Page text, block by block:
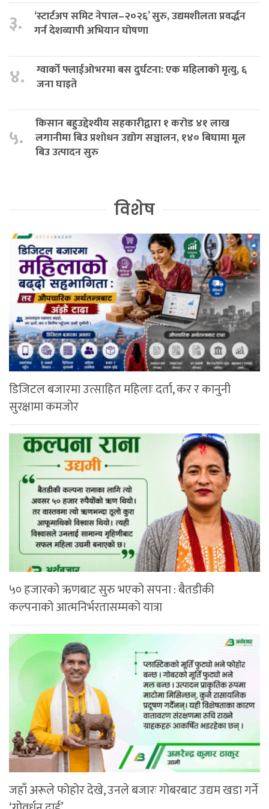
३.
‘स्टार्टअप समिट नेपाल–२०२६’ सुरु, उद्यमशीलता प्रवर्द्धन
गर्न देशव्यापी अभियान घोषणा
४.
ग्वार्को फ्लाईओभरमा बस दुर्घटना: एक महिलाको मृत्यु, ६
जना घाइते
५.
किसान बहुउद्देश्यीय सहकारीद्वारा १ करोड ४१ लाख
लगानीमा बिउ प्रशोधन उद्योग सञ्चालन, १४० बिघामा मूल
बिउ उत्पादन सुरु
विशेष
डिजिटल बजारमा उत्साहित महिलाः दर्ता, कर र कानुनी
सुरक्षामा कमजोर
५० हजारको ऋणबाट सुरु भएको सपना : बैतडीकी
कल्पनाको आत्मनिर्भरतासम्मको यात्रा
जहाँ अरूले फोहोर देखे, उनले बजारः गोबरबाट उद्यम खडा गर्ने